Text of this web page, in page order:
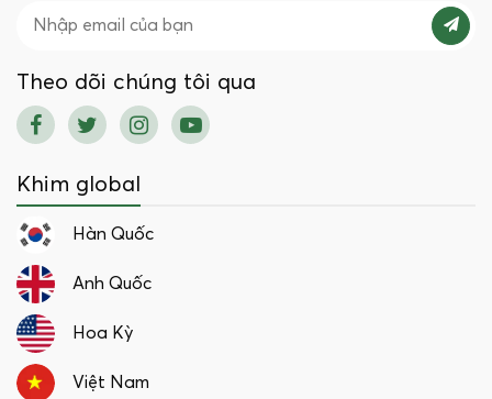
Theo dõi chúng tôi qua
Khim global
Hàn Quốc
Anh Quốc
Hoa Kỳ
Việt Nam